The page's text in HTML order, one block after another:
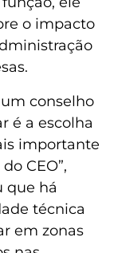
o impacto
conselho
é a escolha
importante
CEO”,
que há
técnica
em zonas